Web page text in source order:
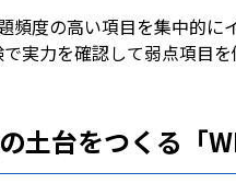
頻度の高い項目を集中的に
実力を確認して弱点項目
土台をつくる「